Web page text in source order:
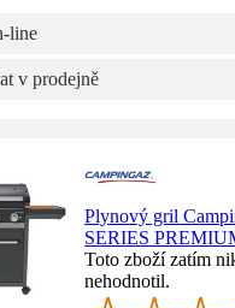
line
v prodejně
Plynový gril
SERIES
Toto zboží zatím
nehodnotil.